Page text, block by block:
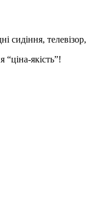
сидіння, телевізор,
якість”!